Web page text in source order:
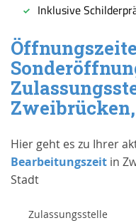
Hier geht es zu Ihrer
Bearbeitungszeit in
Stadt
Zulassungsstelle